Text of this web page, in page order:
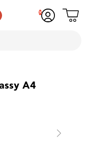
Δες
Α4
Επόμενο